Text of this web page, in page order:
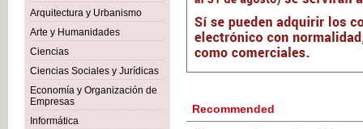
Arquitectura y Urbanismo
Arte y Humanidades
Ciencias
Ciencias Sociales y Jurídicas
Economía y Organización de
Empresas
Informática
Recommended